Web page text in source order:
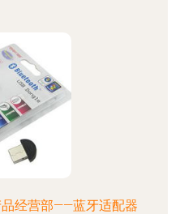
经营部——蓝牙适配器